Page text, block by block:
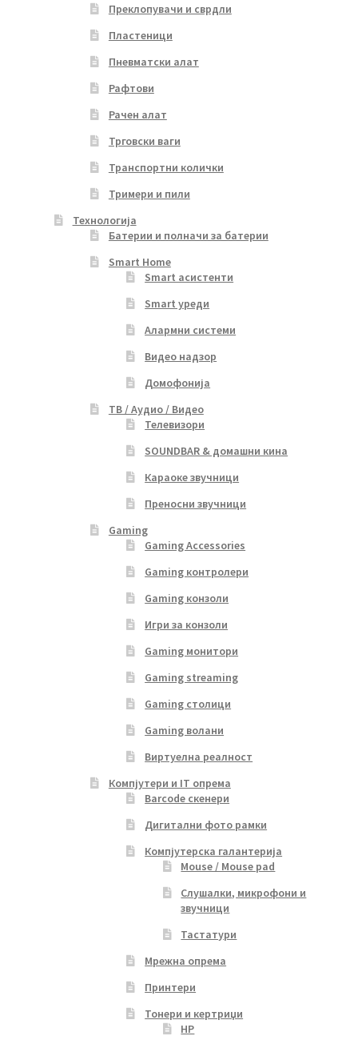
Преклопувачи и сврдли
Пластеници
Пневматски алат
Рафтови
Рачен алат
Трговски ваги
Транспортни колички
Тримери и пили
Технологија
Батерии и полначи за батерии
Smart Home
Smart асистенти
Smart уреди
Алармни системи
Видео надзор
Домофонија
ТВ / Аудио / Видео
Телевизори
SOUNDBAR & домашни кина
Караоке звучници
Преносни звучници
Gaming
Gaming Accessories
Gaming контролери
Gaming конзоли
Игри за конзоли
Gaming монитори
Gaming streaming
Gaming столици
Gaming волани
Виртуелна реалност
Компјутери и IT опрема
Barcode скенери
Дигитални фото рамки
Компјутерска галантерија
Mouse / Mouse pad
Слушалки, микрофони и
звучници
Тастатури
Мрежна опрема
Принтери
Тонери и кертриџи
HP